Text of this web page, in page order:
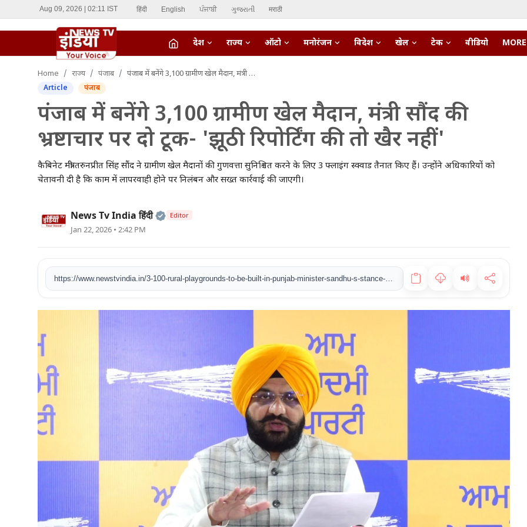
Aug 09, 2026 | 02:11 IST हिंदी English ਪੰਜਾਬੀ ગુજરાતી मराठी
देश राज्य ऑटो मनोरंजन विदेश खेल टेक वीडियो MORE
LIVE TV
लाइफस्टाइल
Home राज्य पंजाब पंजाब में बनेंगे 3,100 ग्रामीण खेल मैदान, मंत्री सौंद की भ्रष्टाचार पर दो टूक- 'झूठी रिपोर्टिंग की तो खैर नहीं'
Article पंजाब
पंजाब में बनेंगे 3,100 ग्रामीण खेल मैदान, मंत्री सौंद की
भ्रष्टाचार पर दो टूक- 'झूठी रिपोर्टिंग की तो खैर नहीं'
कैबिनेट मंत्री तरुनप्रीत सिंह सौंद ने ग्रामीण खेल मैदानों की गुणवत्ता सुनिश्चित करने के लिए 3 फ्लाइंग स्क्वाड तैनात किए हैं। उन्होंने अधिकारियों को
चेतावनी दी है कि काम में लापरवाही होने पर निलंबन और सख्त कार्रवाई की जाएगी।
News Tv India हिंदी Official | Verified Expert • 27 Mar, 2026
Editor
Jan 22, 2026 • 2:42 PM